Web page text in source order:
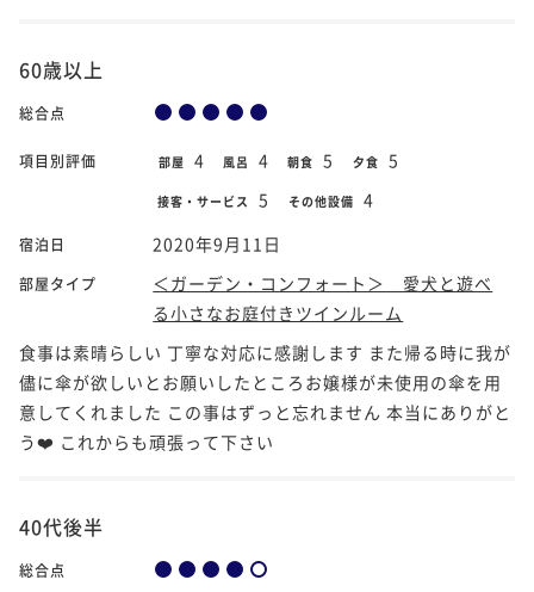
60歳以上
総合点
項目別評価 部屋 4 風呂 4 朝食 5 夕食 5
接客・サービス 5 その他設備 4
宿泊日 2020年9月11日
部屋タイプ
＜ガーデン・コンフォート＞ 愛犬と遊べ
る小さなお庭付きツインルーム
食事は素晴らしい 丁寧な対応に感謝します また帰る時に我が
儘に傘が欲しいとお願いしたところお嬢様が未使用の傘を用
意してくれました この事はずっと忘れません 本当にありがと
う❤️ これからも頑張って下さい
40代後半
総合点